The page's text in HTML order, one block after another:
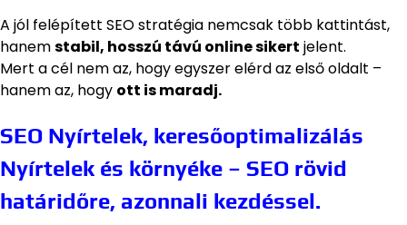
A jól felépített SEO stratégia nemcsak több kattintást,
hanemstabil, hosszú távú online sikert jelent.
Mert a cél nem az, hogy egyszer elérd az első oldalt –
hanem az, hogy ott is maradj.
SEO Nyírtelek, keresőoptimalizálás
Nyírtelek és környéke – SEO rövid
határidőre, azonnali kezdéssel.